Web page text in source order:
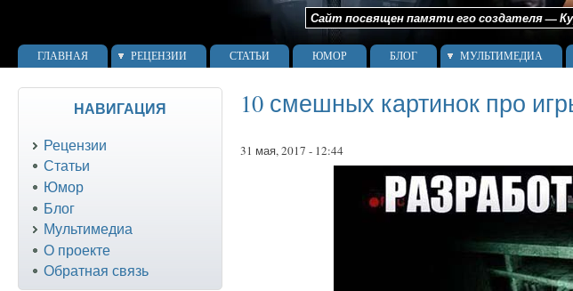
Сайт посвящен памяти его создателя —
ГЛАВНАЯ РЕЦЕНЗИИ СТАТЬИ ЮМОР БЛОГ МУЛЬТИМЕДИА
10 смешных картинок про
31 мая, 2017 - 12:44
НАВИГАЦИЯ
Рецензии
Статьи
Юмор
Блог
Мультимедиа
О проекте
Обратная связь